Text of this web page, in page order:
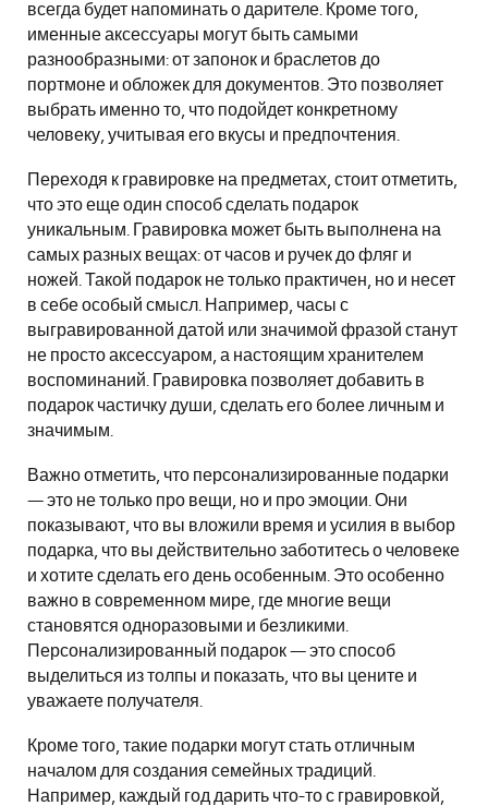
всегда будет напоминать о дарителе. Кроме того,
именные аксессуары могут быть самыми
разнообразными: от запонок и браслетов до
портмоне и обложек для документов. Это позволяет
выбрать именно то, что подойдет конкретному
человеку, учитывая его вкусы и предпочтения.
Переходя к гравировке на предметах, стоит отметить,
что это еще один способ сделать подарок
уникальным. Гравировка может быть выполнена на
самых разных вещах: от часов и ручек до фляг и
ножей. Такой подарок не только практичен, но и несет
в себе особый смысл. Например, часы с
выгравированной датой или значимой фразой станут
не просто аксессуаром, а настоящим хранителем
воспоминаний. Гравировка позволяет добавить в
подарок частичку души, сделать его более личным и
значимым.
Важно отметить, что персонализированные подарки
— это не только про вещи, но и про эмоции. Они
показывают, что вы вложили время и усилия в выбор
подарка, что вы действительно заботитесь о человеке
и хотите сделать его день особенным. Это особенно
важно в современном мире, где многие вещи
становятся одноразовыми и безликими.
Персонализированный подарок — это способ
выделиться из толпы и показать, что вы цените и
уважаете получателя.
Кроме того, такие подарки могут стать отличным
началом для создания семейных традиций.
Например, каждый год дарить что-то с гравировкой,